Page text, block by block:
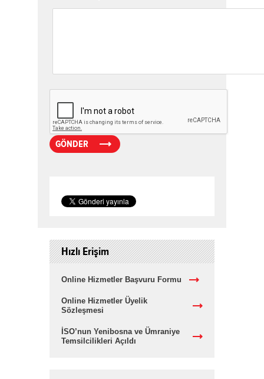
Hızlı Erişim
Online Hizmetler Başvuru Formu
Online Hizmetler Üyelik
Sözleşmesi
İSO’nun Yenibosna ve Ümraniye
Temsilcilikleri Açıldı